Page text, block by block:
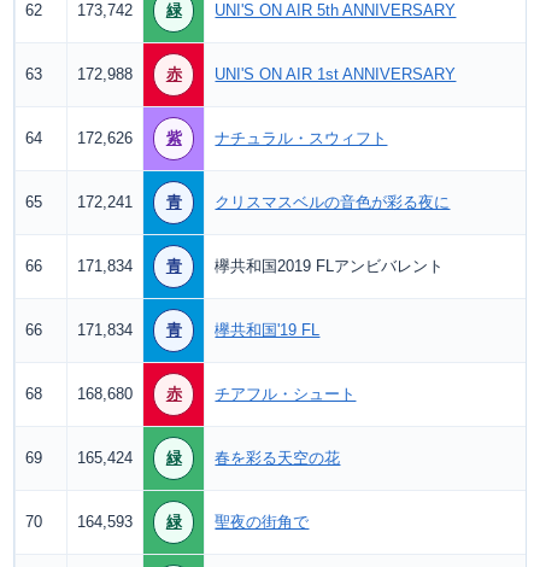
62 173,742 緑 UNI'S ON AIR 5th ANNIVERSARY
63 172,988 赤 UNI'S ON AIR 1st ANNIVERSARY
64 172,626 紫 ナチュラル・スウィフト
65 172,241 青 クリスマスベルの音色が彩る夜に
66 171,834 青 欅共和国2019 FLアンビバレント
66 171,834 青 欅共和国'19 FL
68 168,680 赤 チアフル・シュート
69 165,424 緑 春を彩る天空の花
70 164,593 緑 聖夜の街角で